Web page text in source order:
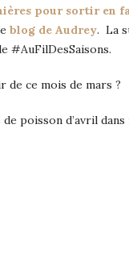
pour sortir en
blog de Audrey. La
#AuFilDesSaisons.
ce mois de mars ?
de poisson d’avril